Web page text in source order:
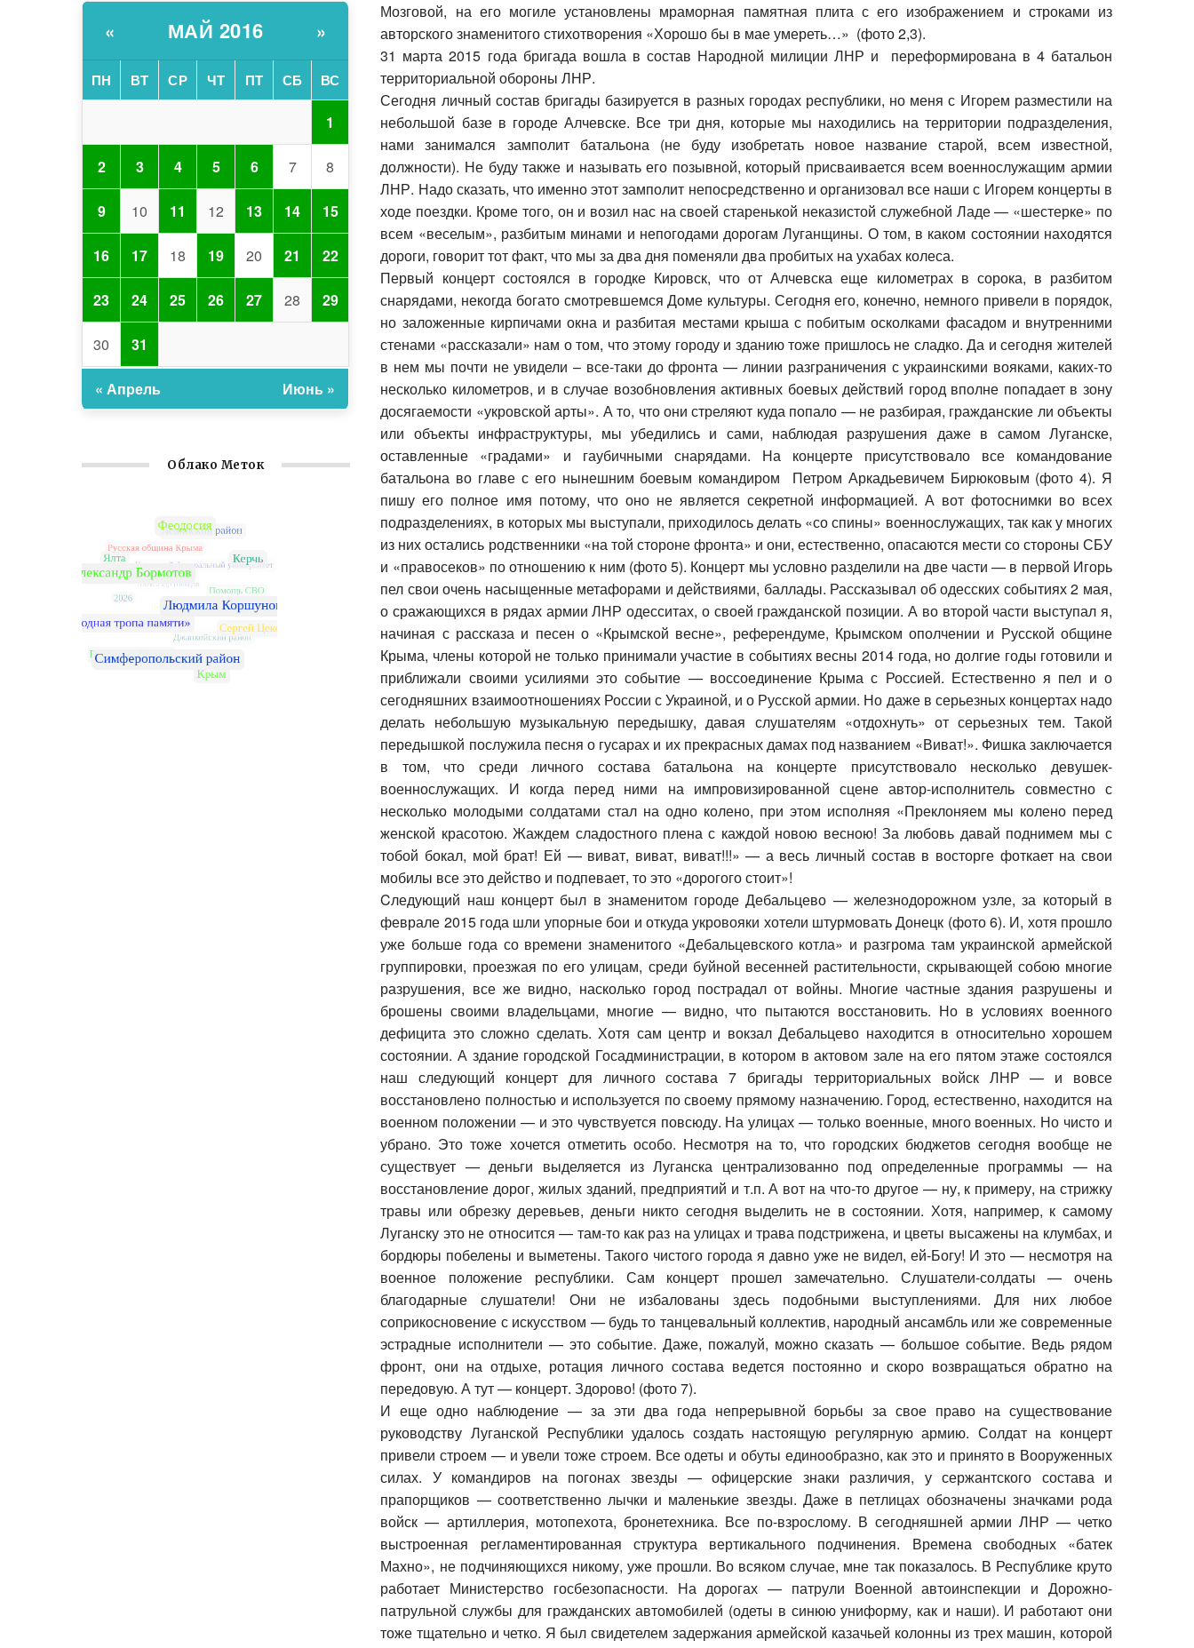
Мозговой, на его могиле установлены мраморная памятная плита с его изображением и строками из
авторского знаменитого стихотворения «Хорошо бы в мае умереть…» (фото 2,3).
31 марта 2015 года бригада вошла в состав Народной милиции ЛНР и переформирована в 4 батальон
территориальной обороны ЛНР.
Сегодня личный состав бригады базируется в разных городах республики, но меня с Игорем разместили на
небольшой базе в городе Алчевске. Все три дня, которые мы находились на территории подразделения,
нами занимался замполит батальона (не буду изобретать новое название старой, всем известной,
должности). Не буду также и называть его позывной, который присваивается всем военнослужащим армии
ЛНР. Надо сказать, что именно этот замполит непосредственно и организовал все наши с Игорем концерты в
ходе поездки. Кроме того, он и возил нас на своей старенькой неказистой служебной Ладе — «шестерке» по
всем «веселым», разбитым минами и непогодами дорогам Луганщины. О том, в каком состоянии находятся
дороги, говорит тот факт, что мы за два дня поменяли два пробитых на ухабах колеса.
Первый концерт состоялся в городке Кировск, что от Алчевска еще километрах в сорока, в разбитом
снарядами, некогда богато смотревшемся Доме культуры. Сегодня его, конечно, немного привели в порядок,
но заложенные кирпичами окна и разбитая местами крыша с побитым осколками фасадом и внутренними
стенами «рассказали» нам о том, что этому городу и зданию тоже пришлось не сладко. Да и сегодня жителей
в нем мы почти не увидели – все-таки до фронта — линии разграничения с украинскими вояками, каких-то
несколько километров, и в случае возобновления активных боевых действий город вполне попадает в зону
досягаемости «укровской арты». А то, что они стреляют куда попало — не разбирая, гражданские ли объекты
или объекты инфраструктуры, мы убедились и сами, наблюдая разрушения даже в самом Луганске,
оставленные «градами» и гаубичными снарядами. На концерте присутствовало все командование
батальона во главе с его нынешним боевым командиром Петром Аркадьевичем Бирюковым (фото 4). Я
пишу его полное имя потому, что оно не является секретной информацией. А вот фотоснимки во всех
подразделениях, в которых мы выступали, приходилось делать «со спины» военнослужащих, так как у многих
из них остались родственники «на той стороне фронта» и они, естественно, опасаются мести со стороны СБУ
и «правосеков» по отношению к ним (фото 5). Концерт мы условно разделили на две части — в первой Игорь
пел свои очень насыщенные метафорами и действиями, баллады. Рассказывал об одесских событиях 2 мая,
о сражающихся в рядах армии ЛНР одесситах, о своей гражданской позиции. А во второй части выступал я,
начиная с рассказа и песен о «Крымской весне», референдуме, Крымском ополчении и Русской общине
Крыма, члены которой не только принимали участие в событиях весны 2014 года, но долгие годы готовили и
приближали своими усилиями это событие — воссоединение Крыма с Россией. Естественно я пел и о
сегодняшних взаимоотношениях России с Украиной, и о Русской армии. Но даже в серьезных концертах надо
делать небольшую музыкальную передышку, давая слушателям «отдохнуть» от серьезных тем. Такой
передышкой послужила песня о гусарах и их прекрасных дамах под названием «Виват!». Фишка заключается
в том, что среди личного состава батальона на концерте присутствовало несколько девушек-
военнослужащих. И когда перед ними на импровизированной сцене автор-исполнитель совместно с
несколько молодыми солдатами стал на одно колено, при этом исполняя «Преклоняем мы колено перед
женской красотою. Жаждем сладостного плена с каждой новою весною! За любовь давай поднимем мы с
тобой бокал, мой брат! Ей — виват, виват, виват!!!» — а весь личный состав в восторге фоткает на свои
мобилы все это действо и подпевает, то это «дорогого стоит»!
Cледующий наш концерт был в знаменитом городеДебальцево — железнодорожном узле, за который в
феврале 2015 года шли упорные бои и откуда укровояки хотели штурмовать Донецк (фото 6). И, хотя прошло
уже больше года со времени знаменитого «Дебальцевского котла» и разгрома там украинской армейской
группировки, проезжая по его улицам, среди буйной весенней растительности, скрывающей собою многие
разрушения, все же видно, насколько город пострадал от войны. Многие частные здания разрушены и
брошены своими владельцами, многие — видно, что пытаются восстановить. Но в условиях военного
дефицита это сложно сделать. Хотя сам центр и вокзал Дебальцево находится в относительно хорошем
состоянии. А здание городской Госадминистрации, в котором в актовом зале на его пятом этаже состоялся
наш следующий концерт для личного состава 7 бригады территориальных войск ЛНР — и вовсе
восстановлено полностью и используется по своему прямому назначению. Город, естественно, находится на
военном положении — и это чувствуется повсюду. На улицах — только военные, много военных. Но чисто и
убрано. Это тоже хочется отметить особо. Несмотря на то, что городских бюджетов сегодня вообще не
существует — деньги выделяется из Луганска централизованно под определенные программы — на
восстановление дорог, жилых зданий, предприятий и т.п. А вот на что-то другое — ну, к примеру, на стрижку
травы или обрезку деревьев, деньги никто сегодня выделить не в состоянии. Хотя, например, к самому
Луганску это не относится — там-то как раз на улицах и трава подстрижена, и цветы высажены на клумбах, и
бордюры побелены и выметены. Такого чистого города я давно уже не видел, ей-Богу! И это — несмотря на
военное положение республики. Сам концерт прошел замечательно. Слушатели-солдаты — очень
благодарные слушатели! Они не избалованы здесь подобными выступлениями. Для них любое
соприкосновение с искусством — будь то танцевальный коллектив, народный ансамбль или же современные
эстрадные исполнители — это событие. Даже, пожалуй, можно сказать — большое событие. Ведь рядом
фронт, они на отдыхе, ротация личного состава ведется постоянно и скоро возвращаться обратно на
передовую. А тут — концерт. Здорово! (фото 7).
И еще одно наблюдение — за эти два года непрерывной борьбы за свое право на существование
руководству Луганской Республики удалось создать настоящую регулярную армию. Солдат на концерт
привели строем — и увели тоже строем. Все одеты и обуты единообразно, как это и принято в Вооруженных
силах. У командиров на погонах звезды — офицерские знаки различия, у сержантского состава и
прапорщиков — соответственно лычки и маленькие звезды. Даже в петлицах обозначены значками рода
войск — артиллерия, мотопехота, бронетехника. Все по-взрослому. В сегодняшней армии ЛНР — четко
выстроенная регламентированная структура вертикального подчинения. Времена свободных «батек
Махно», не подчиняющихся никому, уже прошли. Во всяком случае, мне так показалось. В Республике круто
работает Министерство госбезопасности. На дорогах — патрули Военной автоинспекции и Дорожно-
патрульной службы для гражданских автомобилей (одеты в синюю униформу, как и наши). И работают они
тоже тщательно и четко. Я был свидетелем задержания армейской казачьей колонны из трех машин, которой
« МАЙ 2016 »
ПН ВТ СР ЧТ ПТ СБ ВС
1
2 3 4 5 6 7 8
9 10 11 12 13 14 15
16 17 18 19 20 21 22
23 24 25 26 27 28 29
30 31
« Апрель Июнь »
Облако Меток